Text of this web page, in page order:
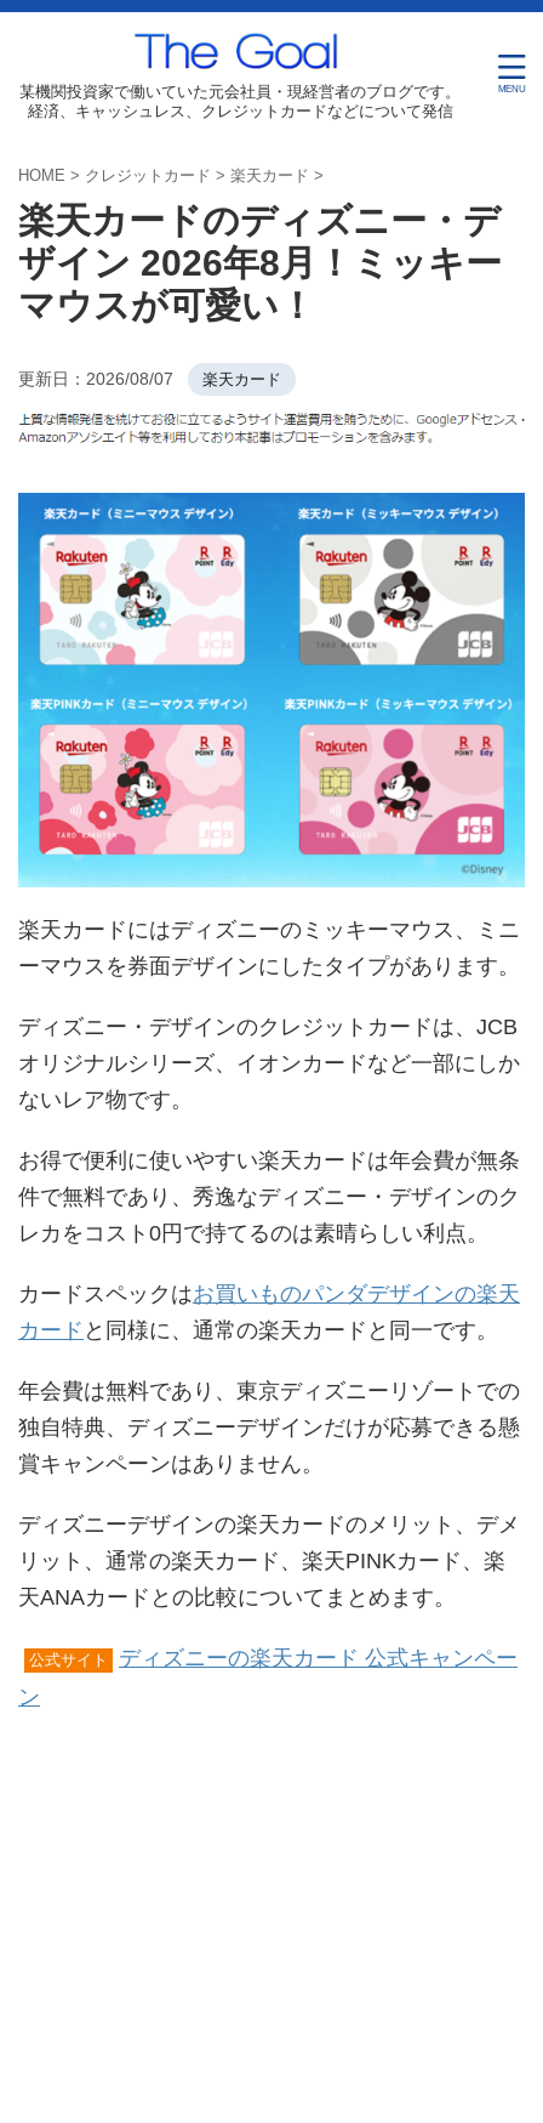
某機関投資家で働いていた元会社員・現経営者のブログです。
経済、キャッシュレス、クレジットカードなどについて発信
HOME > クレジットカード > 楽天カード >
楽天カードのディズニー・デ
ザイン 2026年8月！ミッキー
マウスが可愛い！
更新日： 2026/08/07 楽天カード
楽天カードにはディズニーのミッキーマウス、ミニ
ーマウスを券面デザインにしたタイプがあります。
ディズニー・デザインのクレジットカードは、JCB
オリジナルシリーズ、イオンカードなど一部にしか
ないレア物です。
お得で便利に使いやすい楽天カードは年会費が無条
件で無料であり、秀逸なディズニー・デザインのク
レカをコスト0円で持てるのは素晴らしい利点。
カードスペックはお買いものパンダデザインの楽天
カード と同様に、通常の楽天カードと同一です。
年会費は無料であり、東京ディズニーリゾートでの
独自特典、ディズニーデザインだけが応募できる懸
賞キャンペーンはありません。
ディズニーデザインの楽天カードのメリット、デメ
リット、通常の楽天カード、楽天PINKカード、楽
天ANAカードとの比較についてまとめます。
公式サイト
ディズニーの楽天カード 公式キャンペー
ン